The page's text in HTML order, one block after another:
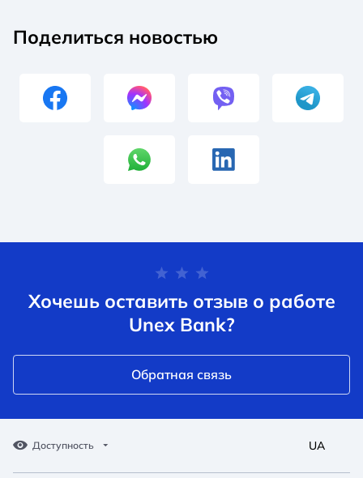
Поделиться новостью
Хочешь оставить отзыв о работе
Unex Bank?
Обратная связь
Доступность UA